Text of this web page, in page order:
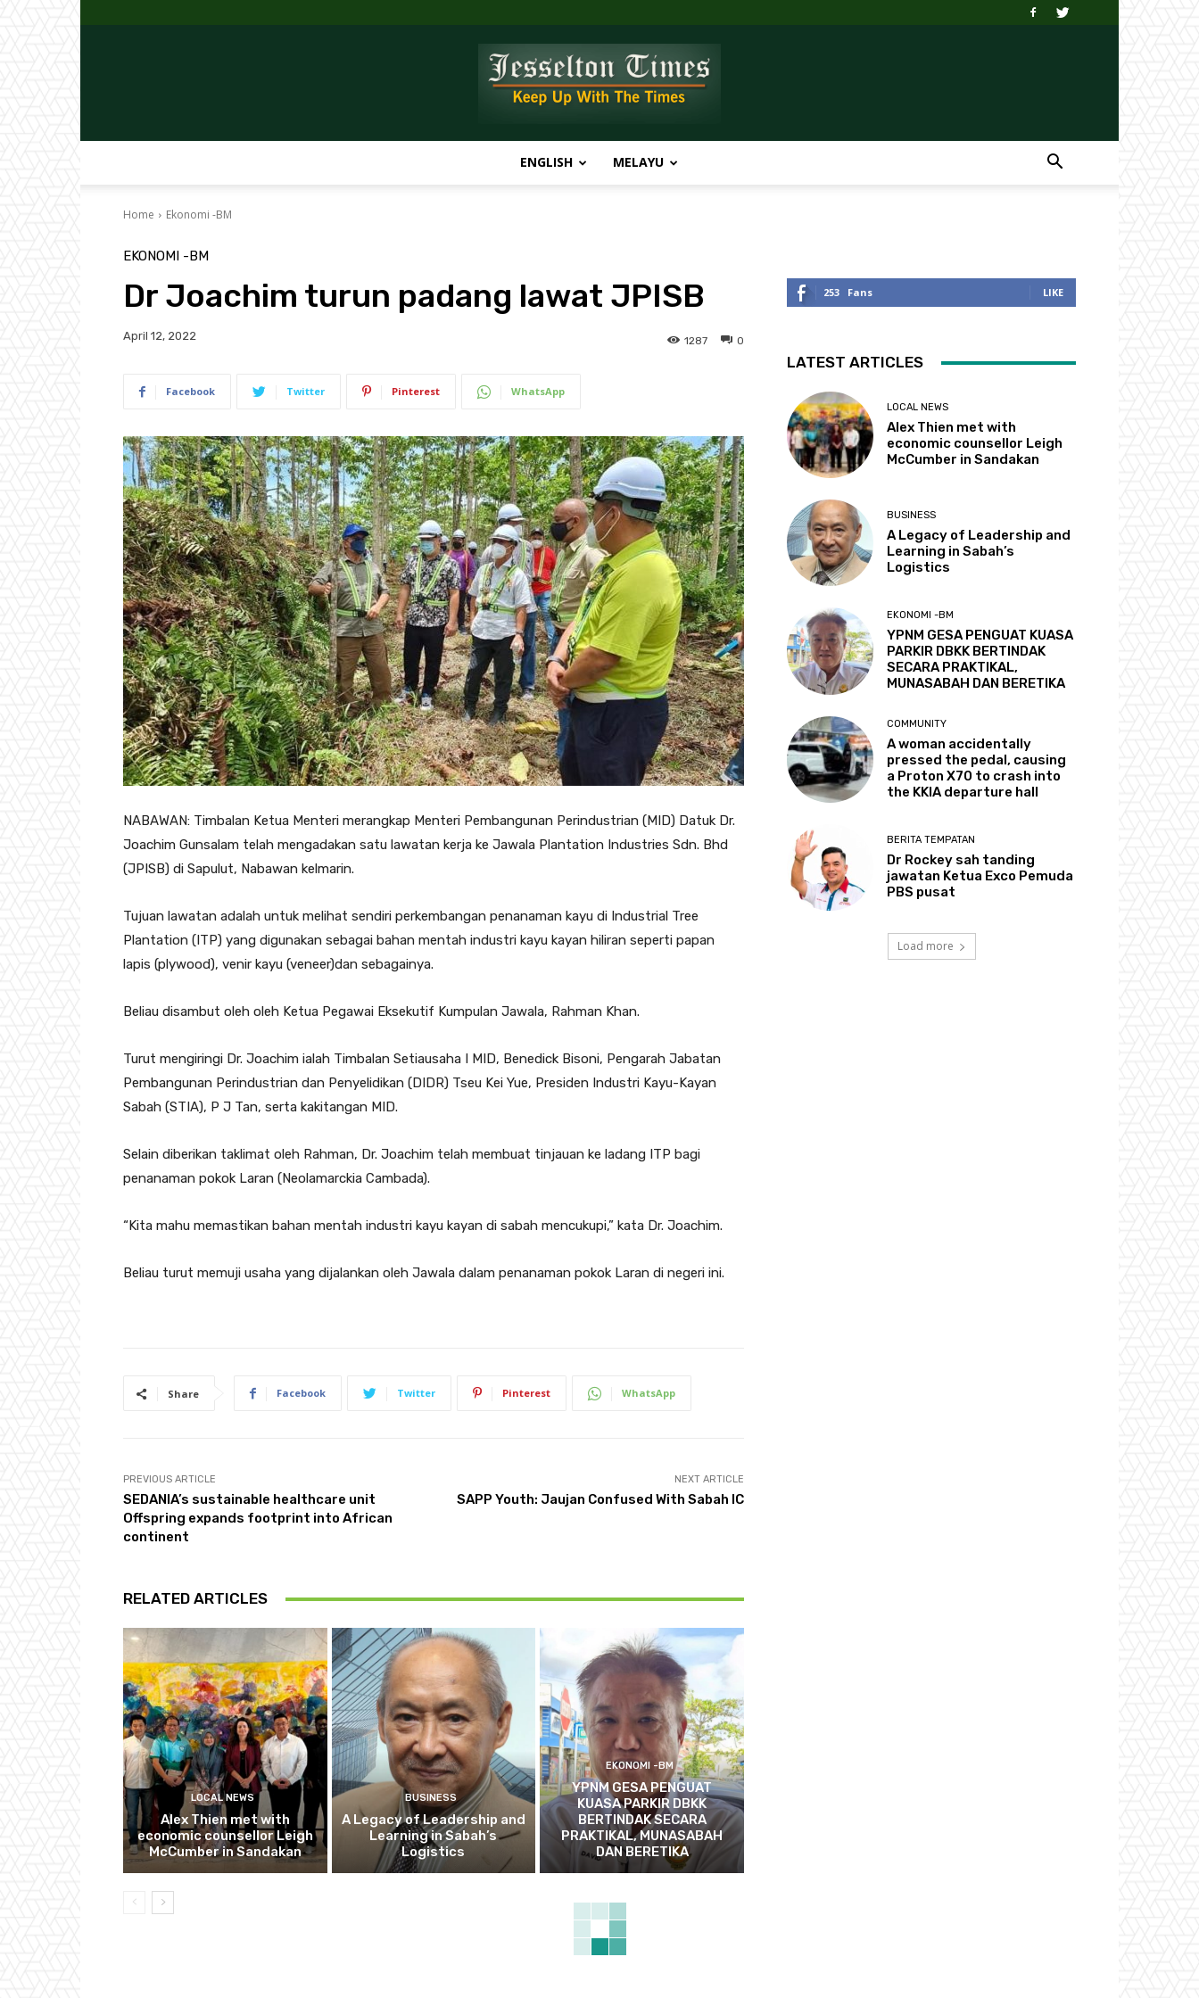
Times
ENGLISH MELAYU
Home Ekonomi -BM
EKONOMI -BM
Dr Joachim turun padang lawat JPISB
April 12, 2022 0
1287
Facebook Twitter Pinterest WhatsApp
NABAWAN: Timbalan Ketua Menteri merangkap Menteri Pembangunan Perindustrian (MID) Datuk Dr.
Joachim Gunsalam telah mengadakan satu lawatan kerja ke Jawala Plantation Industries Sdn. Bhd
(JPISB) di Sapulut, Nabawan kelmarin.
Tujuan lawatan adalah untuk melihat sendiri perkembangan penanaman kayu di Industrial Tree
Plantation (ITP) yang digunakan sebagai bahan mentah industri kayu kayan hiliran seperti papan
lapis (plywood), venir kayu (veneer)dan sebagainya.
Beliau disambut oleh oleh Ketua Pegawai Eksekutif Kumpulan Jawala, Rahman Khan.
Turut mengiringi Dr. Joachim ialah Timbalan Setiausaha I MID, Benedick Bisoni, Pengarah Jabatan
Pembangunan Perindustrian dan Penyelidikan (DIDR) Tseu Kei Yue, Presiden Industri Kayu-Kayan
Sabah (STIA), P J Tan, serta kakitangan MID.
Selain diberikan taklimat oleh Rahman, Dr. Joachim telah membuat tinjauan ke ladang ITP bagi
penanaman pokok Laran (Neolamarckia Cambada).
“Kita mahu memastikan bahan mentah industri kayu kayan di sabah mencukupi,” kata Dr. Joachim.
Beliau turut memuji usaha yang dijalankan oleh Jawala dalam penanaman pokok Laran di negeri ini.
Share Facebook Twitter Pinterest WhatsApp
PREVIOUS ARTICLE
SEDANIA’s sustainable healthcare unit
Offspring expands footprint into African
continent
NEXT ARTICLE
SAPP Youth: Jaujan Confused With Sabah IC
RELATED ARTICLES
LOCAL NEWS
Alex Thien met with
economic counsellor Leigh
McCumber in Sandakan
BUSINESS
A Legacy of Leadership and
Learning in Sabah’s
Logistics
EKONOMI -BM
YPNM GESA PENGUAT
KUASA PARKIR DBKK
BERTINDAK SECARA
PRAKTIKAL, MUNASABAH
DAN BERETIKA
253 Fans LIKE
LATEST ARTICLES
LOCAL NEWS
Alex Thien met with
economic counsellor Leigh
McCumber in Sandakan
BUSINESS
A Legacy of Leadership and
Learning in Sabah’s
Logistics
EKONOMI -BM
YPNM GESA PENGUAT KUASA
PARKIR DBKK BERTINDAK
SECARA PRAKTIKAL,
MUNASABAH DAN BERETIKA
COMMUNITY
A woman accidentally
pressed the pedal, causing
a Proton X70 to crash into
the KKIA departure hall
BERITA TEMPATAN
Dr Rockey sah tanding
jawatan Ketua Exco Pemuda
PBS pusat
Load more